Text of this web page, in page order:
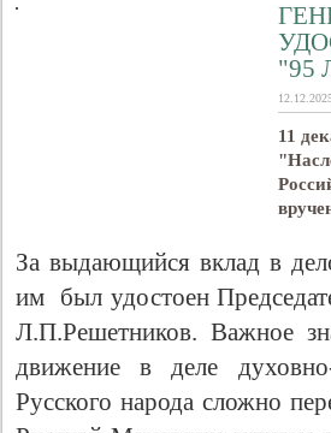
"95
11
За выдающийся вклад в
им был удостоен
Л.П.Решетников. Важное
движение в деле
Русского народа сложно